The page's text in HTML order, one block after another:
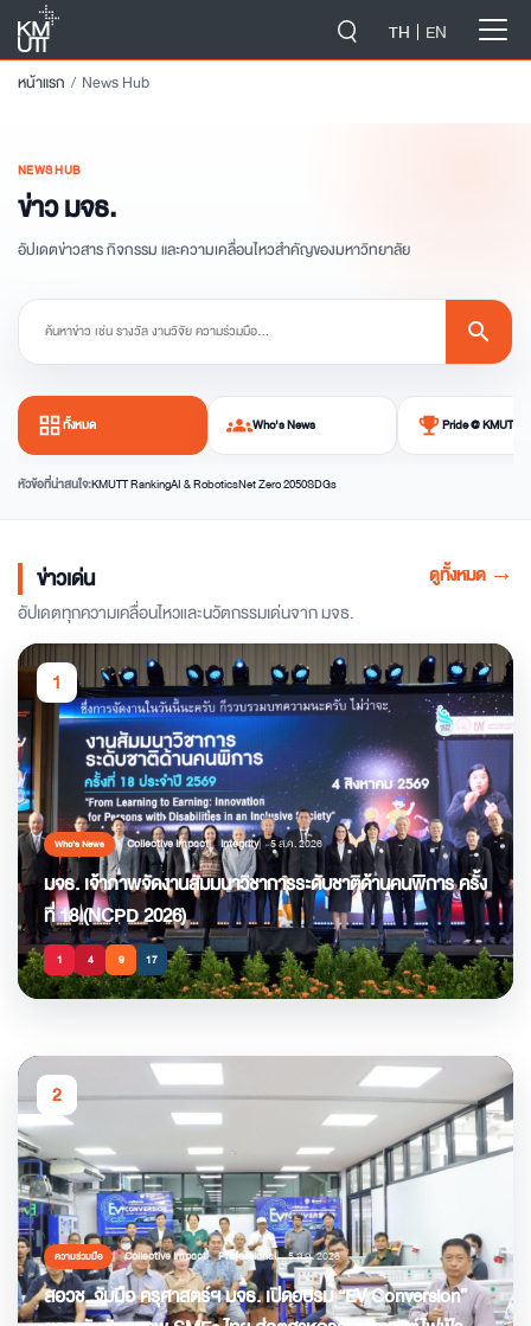
TH EN
หน้าแรก News Hub
NEWS HUB
ข่าว มจธ.
อัปเดตข่าวสาร กิจกรรม และความเคลื่อนไหวสำคัญของมหาวิทยาลัย
search
grid_viewทั้งหมด groupsWho's News emoji_eventsPride @ KMUTT
หัวข้อที่น่าสนใจ:KMUTT RankingAI & RoboticsNet Zero 2050SDGs
ข่าวเด่น
อัปเดตทุกความเคลื่อนไหวและนวัตกรรมเด่นจาก มจธ.
ดูทั้งหมด →
1
Who’s News Collective Impact Integrity 5 ส.ค. 2026
มจธ. เจ้าภาพจัดงานสัมมนาวิชาการระดับชาติด้านคนพิการ ครั้ง
ที่ 18 (NCPD 2026)
1 4 9 17
2
ความร่วมมือ Collective Impact Professional 5 ส.ค. 2026
สอวช. จับมือ ครุศาสตร์ฯ มจธ. เปิดอบรม “EV Conversion”